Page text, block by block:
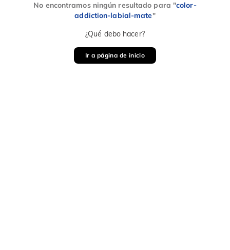
No encontramos ningún resultado para "color-
addiction-labial-mate"
¿Qué debo hacer?
Ir a página de inicio